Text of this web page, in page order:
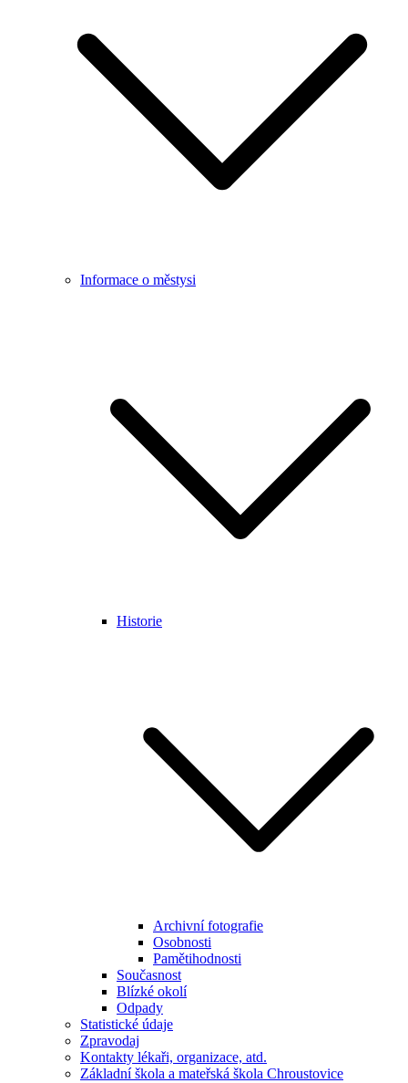
Informace o městysi
Historie
Archivní fotografie
Osobnosti
Pamětihodnosti
Současnost
Blízké okolí
Odpady
Statistické údaje
Zpravodaj
Kontakty lékaři, organizace, atd.
Základní škola a mateřská škola Chroustovice